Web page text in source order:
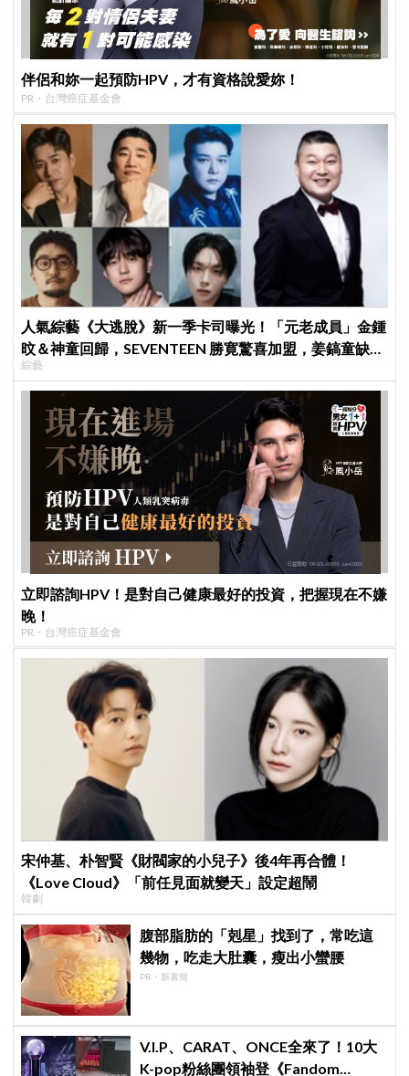
伴侶和妳一起預防HPV，才有資格說愛妳！
PR・台灣癌症基金會
人氣綜藝《大逃脫》新一季卡司曝光！「元老成員」金鍾
旼＆神童回歸，SEVENTEEN 勝寛驚喜加盟，姜鎬童缺席
成最大焦點
綜藝
立即諮詢HPV！是對自己健康最好的投資，把握現在不嫌
晚！
PR・台灣癌症基金會
宋仲基、朴智賢《財閥家的小兒子》後4年再合體！
《Love Cloud》「前任見面就變天」設定超鬧
韓劇
腹部脂肪的「剋星」找到了，常吃這
幾物，吃走大肚囊，瘦出小蠻腰
PR・新素簡
V.I.P、CARAT、ONCE全來了！10大
K-pop粉絲團領袖登《Fandom